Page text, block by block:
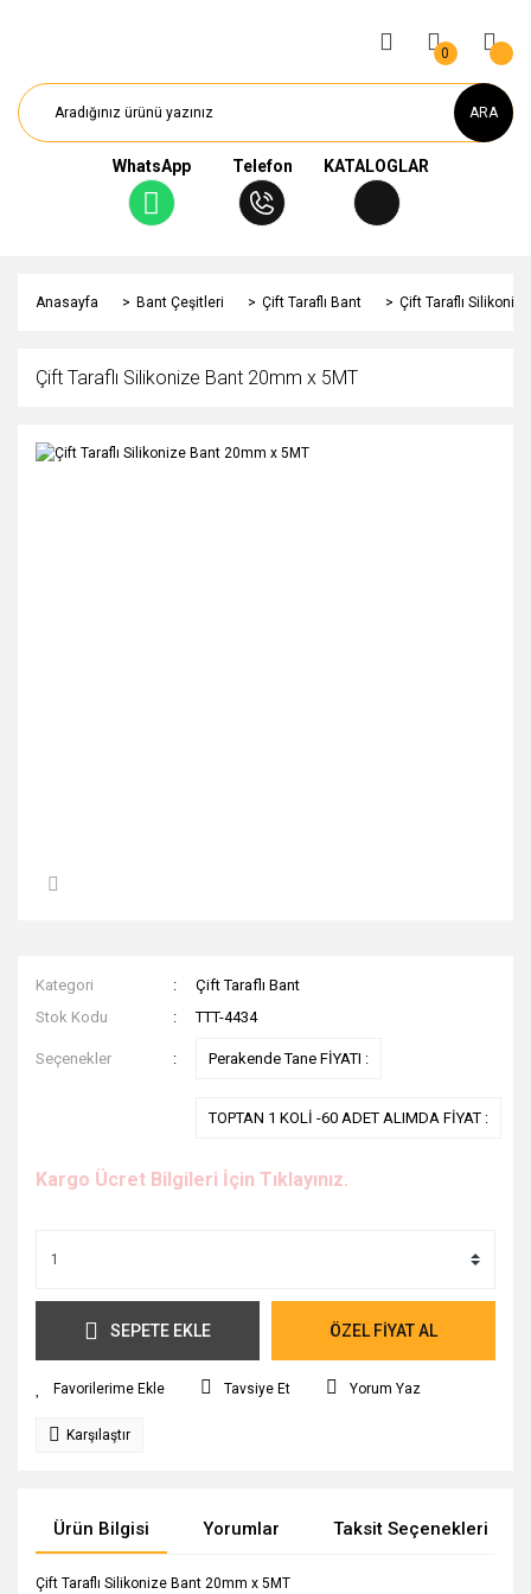
ARA
WhatsApp Telefon KATALOGLAR
0
Anasayfa Bant Çeşitleri Çift Taraflı Bant Çift Taraflı
Çift Taraflı Silikonize Bant 20mm x 5MT
Kategori
Çift Taraflı Bant
Stok Kodu
TTT-4434
Seçenekler Perakende Tane FİYATI :
TOPTAN 1 KOLİ -60 ADET ALIMDA FİYAT :
Kargo Ücret Bilgileri İçin Tıklayınız.
SEPETE EKLE ÖZEL FİYAT AL
Tavsiye Et Yorum Yaz
Karşılaştır
Ürün Bilgisi Yorumlar Taksit Seçenekleri
Çift Taraflı Silikonize Bant 20mm x 5MT